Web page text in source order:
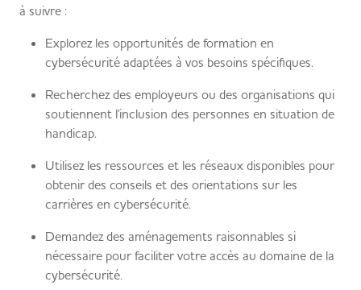
à suivre :
Explorez les opportunités de formation en
cybersécurité adaptées à vos besoins spécifiques.
Recherchez des employeurs ou des organisations qui
soutiennent l'inclusion des personnes en situation de
handicap.
Utilisez les ressources et les réseaux disponibles pour
obtenir des conseils et des orientations sur les
carrières en cybersécurité.
Demandez des aménagements raisonnables si
nécessaire pour faciliter votre accès au domaine de la
cybersécurité.